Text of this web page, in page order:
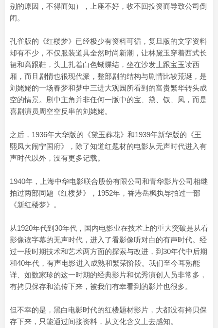
别的原因，不得而知），上座不好，收不回投资而导致公司倒
闭。
孔雀版的《红楼梦》已经极少有资料可循，复旦版的文字资料
却有不少，不仅服装道具全然时尚新潮，让林黛玉穿着西式长
裙和高跟鞋，头上扎着白色蝴蝶结，坐在沙发上跟宝玉读西
厢，而且剧情也很现代派，整部剧的结构与剧情比较荒诞，是
刘姥姥的一场春梦和梦中三进大观园所看到的富贵繁华转头成
空的情景。剧中主角并非任何一版中的宝、黛、钗、凤，而是
喜剧演员周空空反串的刘姥姥。
之后，1936年大华版的《黛玉葬花》和1939年新华版的《王
熙凤大闹宁国府》，除了知道红题材的电影从无声时代进入有
声时代以外，没有更多记载。
1940年，上海中华电影联合股份有限公司和青华影片公司相继
拍过两部同题《红楼梦》，1952年，香港岳枫执导拍过一部
《新红楼梦》。
从1920年代到30年代，国内电影业在技术上的重大突破是从看
影像读字幕的无声时代，进入了看影像听对白的有声时代。经
过一段时期技术和艺术两方面的探索与改进，到30年代中后期
和40年代，有声电影进入成熟和繁荣阶段。我们至今耳熟能
详、如数家珍的这一时期的经典影片和优秀演创人员非常多，
有拷贝保存和流传下来，被我们有幸看到的影片也很多。
但不幸的是，黑白电影时代的红楼题材影片，大都没有拷贝保
存下来，只能通过间接资料，从文化含义上去感知。